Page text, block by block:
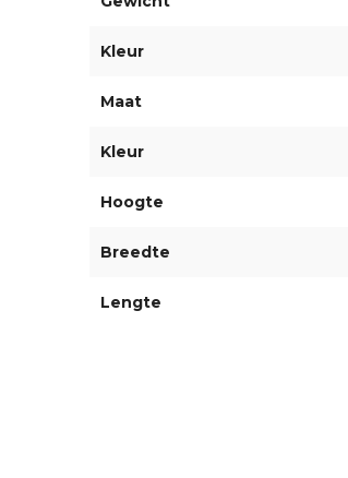
Kleur
Maat
Kleur
Hoogte
Breedte
Lengte